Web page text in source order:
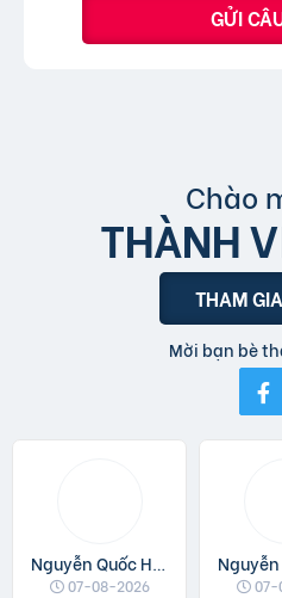
GỬI
Chào
THÀNH
THAM
Mời bạn bè
Nguyễn Quốc Huân
07-08-2026 07-